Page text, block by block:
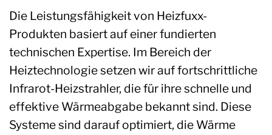
Die Leistungsfähigkeit von Heizfuxx-
Produkten basiert auf einer fundierten
technischen Expertise. Im Bereich der
Heiztechnologie setzen wir auf fortschrittliche
Infrarot-Heizstrahler, die für ihre schnelle und
effektive Wärmeabgabe bekannt sind. Diese
Systeme sind darauf optimiert, die Wärme